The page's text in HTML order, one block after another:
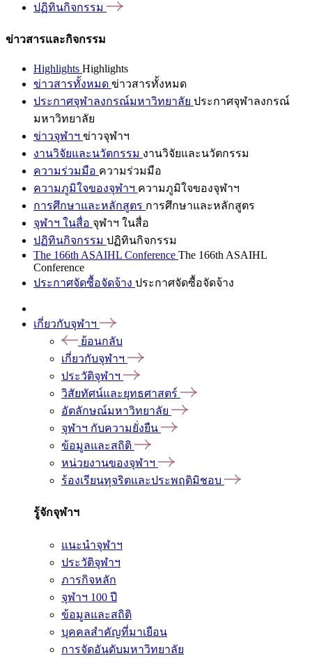
ปฏิทินกิจกรรม
ข่าวสารและกิจกรรม
Highlights Highlights
ข่าวสารทั้งหมด ข่าวสารทั้งหมด
ประกาศจุฬาลงกรณ์มหาวิทยาลัย ประกาศจุฬาลงกรณ์
มหาวิทยาลัย
ข่าวจุฬาฯ ข่าวจุฬาฯ
งานวิจัยและนวัตกรรม งานวิจัยและนวัตกรรม
ความร่วมมือ ความร่วมมือ
ความภูมิใจของจุฬาฯ ความภูมิใจของจุฬาฯ
การศึกษาและหลักสูตร การศึกษาและหลักสูตร
จุฬาฯ ในสื่อ จุฬาฯ ในสื่อ
ปฏิทินกิจกรรม ปฏิทินกิจกรรม
The 166th ASAIHL Conference The 166th ASAIHL
Conference
ประกาศจัดซื้อจัดจ้าง ประกาศจัดซื้อจัดจ้าง
เกี่ยวกับจุฬาฯ
ย้อนกลับ
เกี่ยวกับจุฬาฯ
ประวัติจุฬาฯ
วิสัยทัศน์และยุทธศาสตร์
อัตลักษณ์มหาวิทยาลัย
จุฬาฯ กับความยั่งยืน
ข้อมูลและสถิติ
หน่วยงานของจุฬาฯ
ร้องเรียนทุจริตและประพฤติมิชอบ
รู้จักจุฬาฯ
แนะนำจุฬาฯ
ประวัติจุฬาฯ
ภารกิจหลัก
จุฬาฯ 100 ปี
ข้อมูลและสถิติ
บุคคลสำคัญที่มาเยือน
การจัดอันดับมหาวิทยาลัย